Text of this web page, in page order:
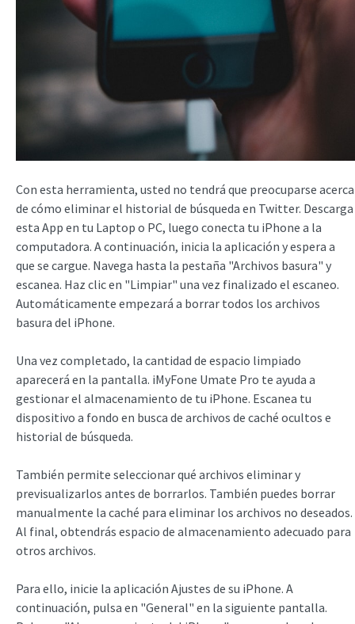
Con esta herramienta, usted no tendrá que preocuparse acerca
de cómo eliminar el historial de búsqueda en Twitter. Descarga
esta App en tu Laptop o PC, luego conecta tu iPhone a la
computadora. A continuación, inicia la aplicación y espera a
que se cargue. Navega hasta la pestaña "Archivos basura" y
escanea. Haz clic en "Limpiar" una vez finalizado el escaneo.
Automáticamente empezará a borrar todos los archivos
basura del iPhone.
Una vez completado, la cantidad de espacio limpiado
aparecerá en la pantalla. iMyFone Umate Pro te ayuda a
gestionar el almacenamiento de tu iPhone. Escanea tu
dispositivo a fondo en busca de archivos de caché ocultos e
historial de búsqueda.
También permite seleccionar qué archivos eliminar y
previsualizarlos antes de borrarlos. También puedes borrar
manualmente la caché para eliminar los archivos no deseados.
Al final, obtendrás espacio de almacenamiento adecuado para
otros archivos.
Para ello, inicie la aplicación Ajustes de su iPhone. A
continuación, pulsa en "General" en la siguiente pantalla.